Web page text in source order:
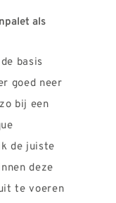
als
basis
goed neer
bij een
de juiste
deze
te voeren